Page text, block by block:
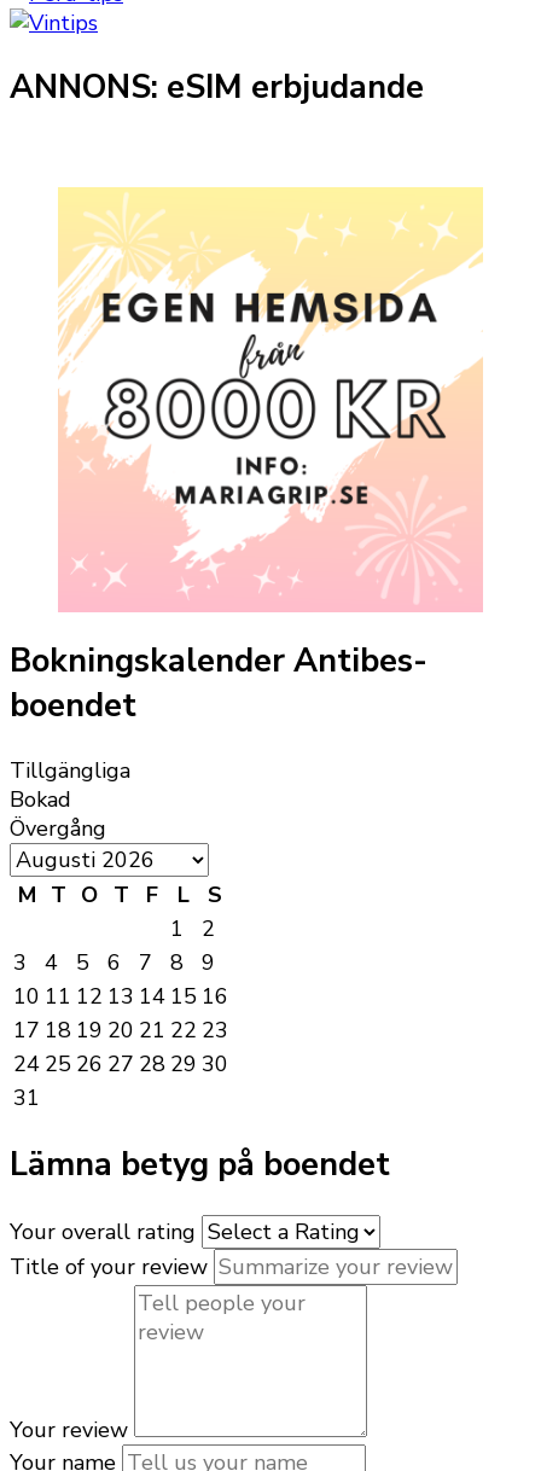
ANNONS: eSIM erbjudande
Bokningskalender Antibes-
boendet
Tillgängliga
Bokad
Övergång
M T O T F L
S
1
2
3
4 5 6 7 8
9
10 11 12 13 14 15 16
17 18 19 20 21 22 23
24 25 26 27 28 29 30
31
Lämna betyg på boendet
Your overall rating
Title of your review
Your review
Your name